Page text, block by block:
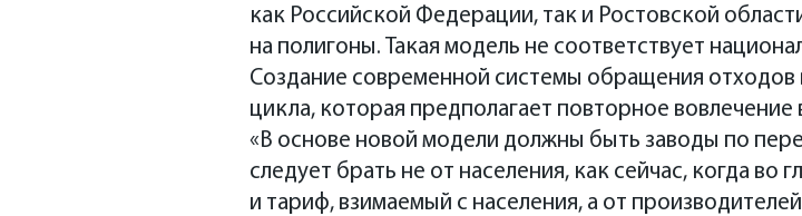
как Российской Федерации, так и Ростовской
на полигоны. Такая модель не соответствует
Создание современной системы обращения
цикла, которая предполагает повторное
«В основе новой модели должны быть заводы по
следует брать не от населения, как сейчас, когда во
и тариф, взимаемый с населения, а от